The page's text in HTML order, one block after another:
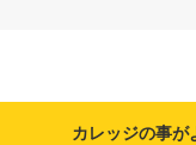
カレッジの事が